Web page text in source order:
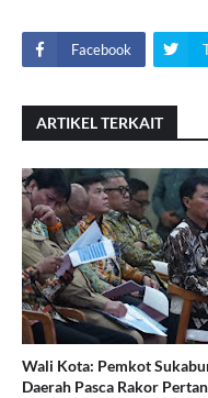
Facebook
ARTIKEL TERKAIT
Wali Kota: Pemkot
Daerah Pasca Rakor